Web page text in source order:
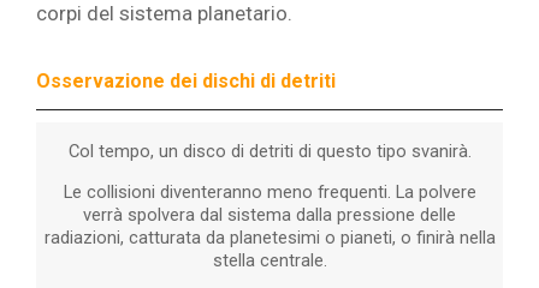
corpi del sistema planetario.
Osservazione dei dischi di detriti
Col tempo, un disco di detriti di questo tipo svanirà.
Le collisioni diventeranno meno frequenti. La polvere
verrà spolvera dal sistema dalla pressione delle
radiazioni, catturata da planetesimi o pianeti, o finirà nella
stella centrale.